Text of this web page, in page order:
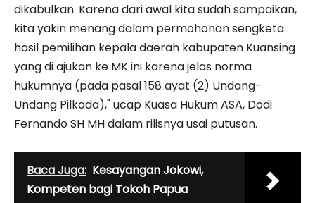
dikabulkan. Karena dari awal kita sudah sampaikan,
kita yakin menang dalam permohonan sengketa
hasil pemilihan kepala daerah kabupaten Kuansing
yang di ajukan ke MK ini karena jelas norma
hukumnya (pada pasal 158 ayat (2) Undang-
Undang Pilkada)," ucap Kuasa Hukum ASA, Dodi
Fernando SH MH dalam rilisnya usai putusan.
Baca Juga: Kesayangan Jokowi,
Kompeten bagi Tokoh Papua